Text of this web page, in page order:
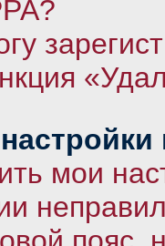
мои